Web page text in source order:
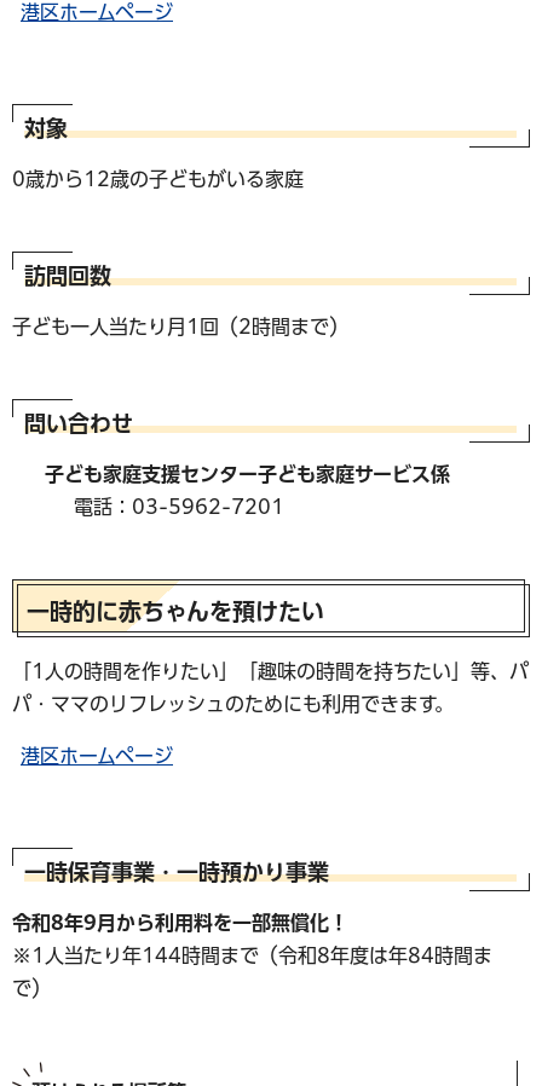
港区ホームページ
対象
0歳から12歳の子どもがいる家庭
訪問回数
子ども一人当たり月1回（2時間まで）
問い合わせ
子ども家庭支援センター子ども家庭サービス係
電話：03-5962-7201
一時的に赤ちゃんを預けたい
「1人の時間を作りたい」「趣味の時間を持ちたい」等、パ
パ・ママのリフレッシュのためにも利用できます。
港区ホームページ
一時保育事業・一時預かり事業
令和8年9月から利用料を一部無償化！
※1人当たり年144時間まで（令和8年度は年84時間ま
で）